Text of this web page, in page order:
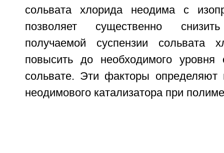
сольвата хлорида неодима с
позволяет существенно
получаемой суспензии сольвата
повысить до необходимого
сольвате. Эти факторы определяют
неодимового катализатора при